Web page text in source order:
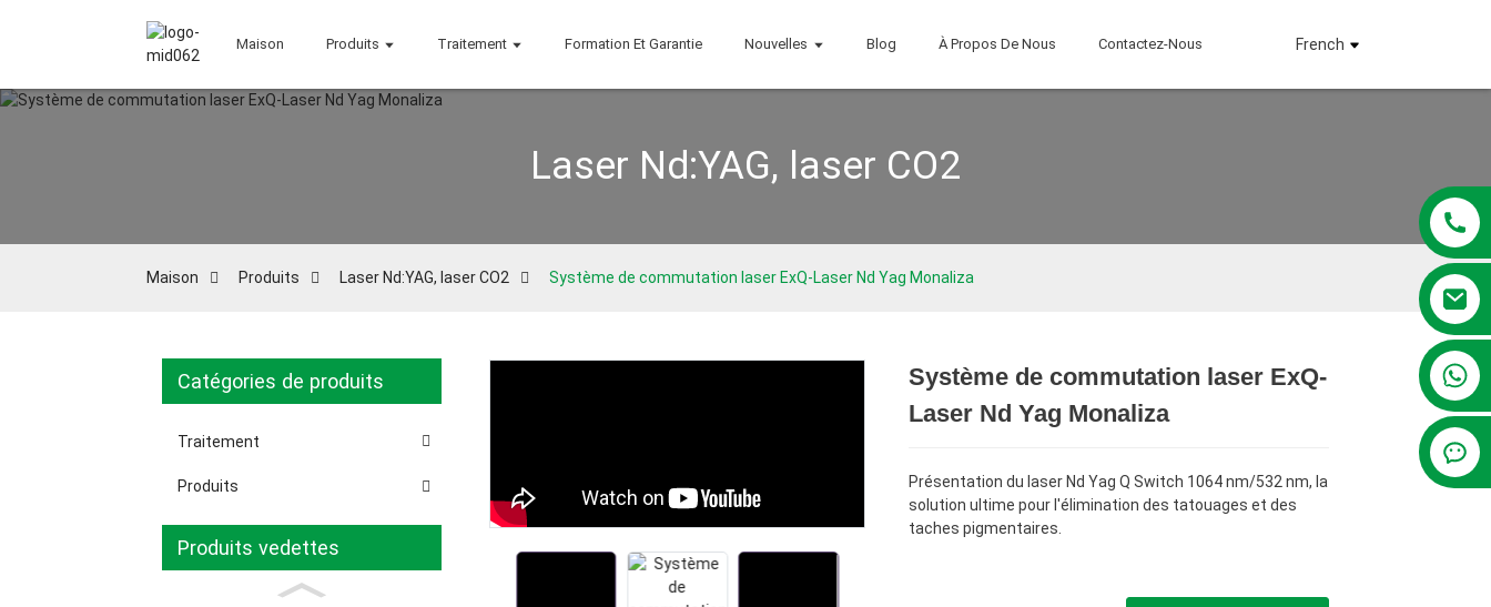
Maison Produits Traitement Formation Et Garantie Nouvelles Blog À Propos De Nous Contactez-Nous French
+86 13381209830
Laser Nd:YAG, laser CO2
Maison Produits Laser Nd:YAG, laser CO2 Système de commutation laser ExQ-Laser Nd Yag Monaliza
Catégories de produits
Traitement
Produits
Produits vedettes
Loading...
Loading...
Loading...
Loading...
Loading...
Loading...
Système de commutation laser ExQ-
Laser Nd Yag Monaliza
Présentation du laser Nd Yag Q Switch 1064 nm/532 nm, la
solution ultime pour l'élimination des tatouages ​​et des
taches pigmentaires.